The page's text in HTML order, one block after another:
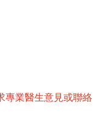
專業醫生意見或聯絡